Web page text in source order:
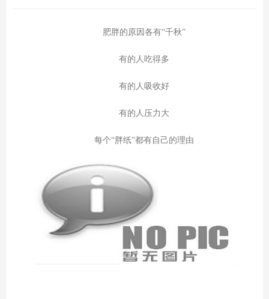
肥胖的原因各有“千秋”
有的人吃得多
有的人吸收好
有的人压力大
每个“胖纸”都有自己的理由